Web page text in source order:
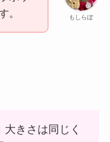
もしらぼ
。
きさは同じく